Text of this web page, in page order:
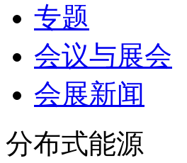
专题
会议与展会
会展新闻
分布式能源